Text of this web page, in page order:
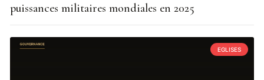
puissances militaires mondiales en 2025
EGLISES